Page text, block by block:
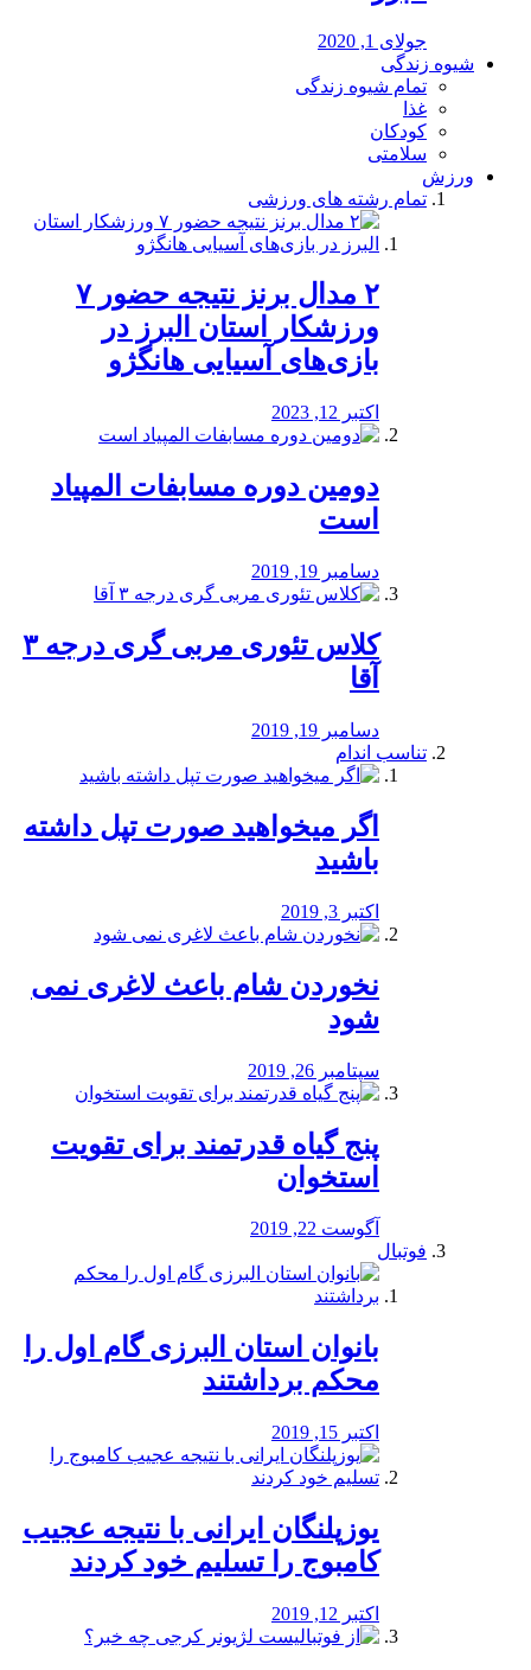
جولای 1, 2020
شیوه زندگی
تمام شیوه زندگی
غذا
کودکان
سلامتی
ورزش
تمام رشته های ورزشی
۲ مدال برنز نتیجه حضور ۷
ورزشکار استان البرز در
بازی‌های آسیایی هانگژو
اکتبر 12, 2023
دومین دوره مسابفات المپیاد
است
دسامبر 19, 2019
کلاس تئوری مربی گری درجه ۳
آقا
دسامبر 19, 2019
تناسب اندام
اگر میخواهید صورت تپل داشته
باشید
اکتبر 3, 2019
نخوردن شام باعث لاغری نمی
‌شود
سپتامبر 26, 2019
پنج گیاه قدرتمند برای تقویت
استخوان
آگوست 22, 2019
فوتبال
بانوان استان البرزی گام اول را
محكم برداشتند
اکتبر 15, 2019
یوزپلنگان ایرانی با نتیجه عجیب
کامبوج را تسلیم خود کردند
اکتبر 12, 2019